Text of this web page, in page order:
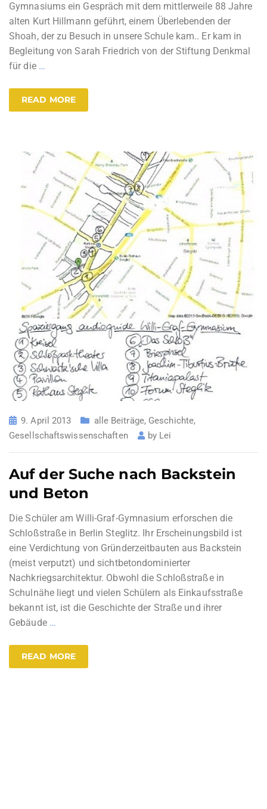
Gymnasiums ein Gespräch mit dem mittlerweile 88 Jahre
alten Kurt Hillmann geführt, einem Überlebenden der
Shoah, der zu Besuch in unsere Schule kam.. Er kam in
Begleitung von Sarah Friedrich von der Stiftung Denkmal
für die …
READ MORE
9. April 2013 alle Beiträge, Geschichte,
Gesellschaftswissenschaften
by Lei
Auf der Suche nach Backstein
und Beton
Die Schüler am Willi-Graf-Gymnasium erforschen die
Schloßstraße in Berlin Steglitz. Ihr Erscheinungsbild ist
eine Verdichtung von Gründerzeitbauten aus Backstein
(meist verputzt) und sichtbetondominierter
Nachkriegsarchitektur. Obwohl die Schloßstraße in
Schulnähe liegt und vielen Schülern als Einkaufsstraße
bekannt ist, ist die Geschichte der Straße und ihrer
Gebäude …
READ MORE